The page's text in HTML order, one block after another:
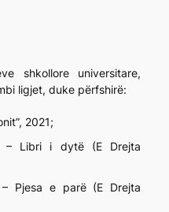
shkollore universitare,
ligjet, duke përfshirë:
2021;
– Libri i dytë (E Drejta
– Pjesa e parë (E Drejta